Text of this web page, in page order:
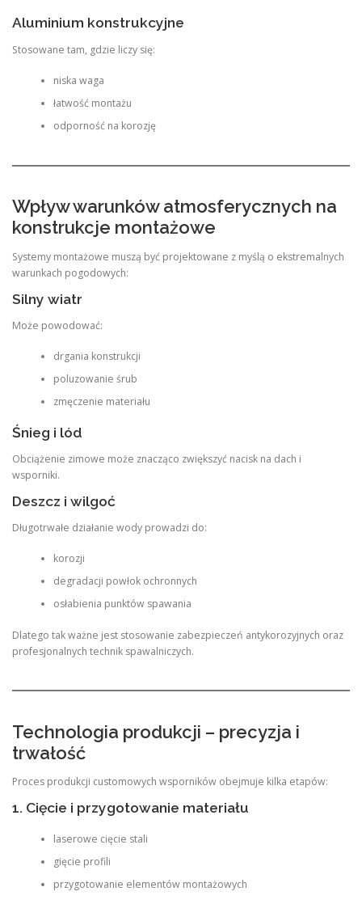
Aluminium konstrukcyjne
Stosowane tam, gdzie liczy się:
niska waga
łatwość montażu
odporność na korozję
Wpływ warunków atmosferycznych na
konstrukcje montażowe
Systemy montażowe muszą być projektowane z myślą o ekstremalnych
warunkach pogodowych:
Silny wiatr
Może powodować:
drgania konstrukcji
poluzowanie śrub
zmęczenie materiału
Śnieg i lód
Obciążenie zimowe może znacząco zwiększyć nacisk na dach i
wsporniki.
Deszcz i wilgoć
Długotrwałe działanie wody prowadzi do:
korozji
degradacji powłok ochronnych
osłabienia punktów spawania
Dlatego tak ważne jest stosowanie zabezpieczeń antykorozyjnych oraz
profesjonalnych technik spawalniczych.
Technologia produkcji – precyzja i
trwałość
Proces produkcji customowych wsporników obejmuje kilka etapów:
1. Cięcie i przygotowanie materiału
laserowe cięcie stali
gięcie profili
przygotowanie elementów montażowych